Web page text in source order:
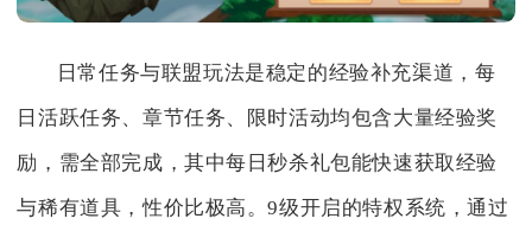
日常任务与联盟玩法是稳定的经验补充渠道，每
日活跃任务、章节任务、限时活动均包含大量经验奖
励，需全部完成，其中每日秒杀礼包能快速获取经验
与稀有道具，性价比极高。9级开启的特权系统，通过